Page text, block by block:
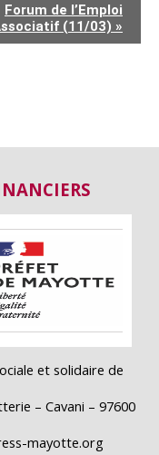
Forum de l’Emploi
(11/03) »
et solidaire de
– Cavani – 97600
mayotte.org